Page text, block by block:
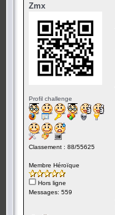
Zmx
Profil challenge
Classement : 88/55625
Membre Héroïque
Hors ligne
Messages: 559